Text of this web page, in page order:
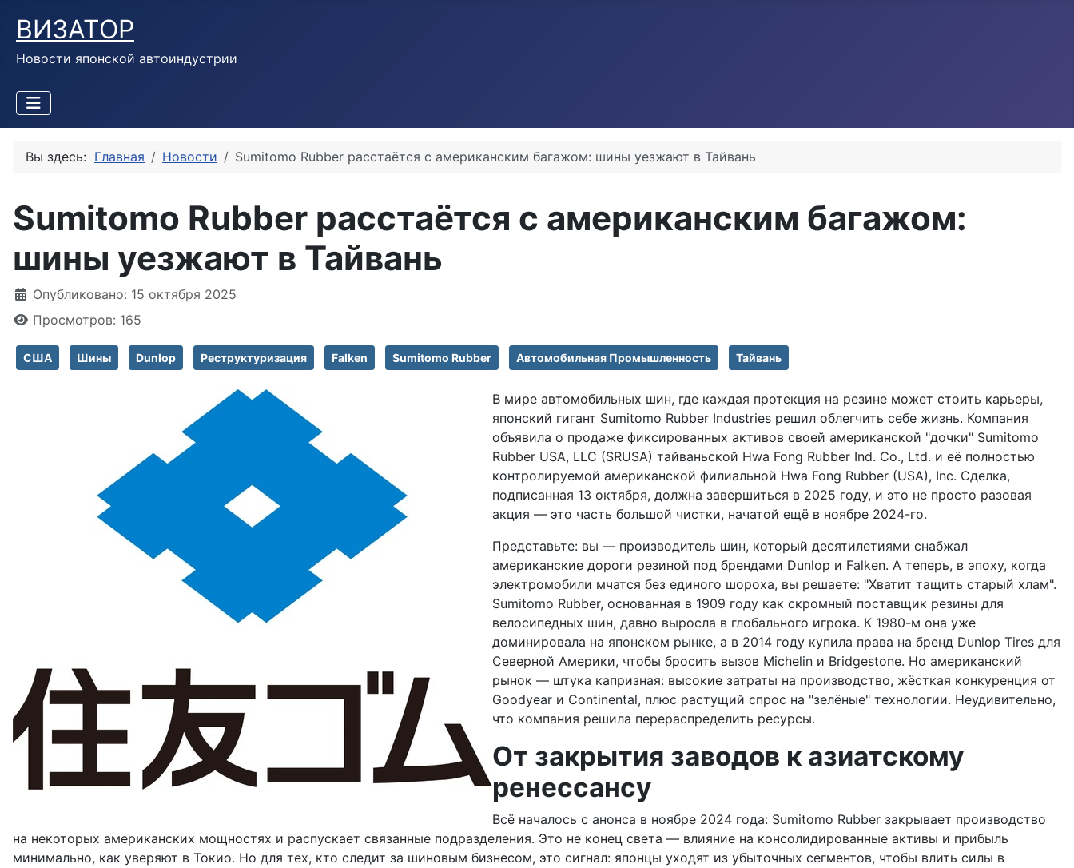
ВИЗАТОР
Новости японской автоиндустрии
Вы здесь: Главная Новости Sumitomo Rubber расстаётся с американским багажом: шины уезжают в Тайвань
Sumitomo Rubber расстаётся с американским багажом:
шины уезжают в Тайвань
Информация о материале
Опубликовано: 15 октября 2025
Просмотров: 165
США Шины Dunlop Реструктуризация Falken Sumitomo Rubber Автомобильная Промышленность Тайвань
В мире автомобильных шин, где каждая протекция на резине может стоить карьеры,
японский гигант Sumitomo Rubber Industries решил облегчить себе жизнь. Компания
объявила о продаже фиксированных активов своей американской "дочки" Sumitomo
Rubber USA, LLC (SRUSA) тайваньской Hwa Fong Rubber Ind. Co., Ltd. и её полностью
контролируемой американской филиальной Hwa Fong Rubber (USA), Inc. Сделка,
подписанная 13 октября, должна завершиться в 2025 году, и это не просто разовая
акция — это часть большой чистки, начатой ещё в ноябре 2024-го.
Представьте: вы — производитель шин, который десятилетиями снабжал
американские дороги резиной под брендами Dunlop и Falken. А теперь, в эпоху, когда
электромобили мчатся без единого шороха, вы решаете: "Хватит тащить старый хлам".
Sumitomo Rubber, основанная в 1909 году как скромный поставщик резины для
велосипедных шин, давно выросла в глобального игрока. К 1980-м она уже
доминировала на японском рынке, а в 2014 году купила права на бренд Dunlop Tires для
Северной Америки, чтобы бросить вызов Michelin и Bridgestone. Но американский
рынок — штука капризная: высокие затраты на производство, жёсткая конкуренция от
Goodyear и Continental, плюс растущий спрос на "зелёные" технологии. Неудивительно,
что компания решила перераспределить ресурсы.
От закрытия заводов к азиатскому
ренессансу
Всё началось с анонса в ноябре 2024 года: Sumitomo Rubber закрывает производство
на некоторых американских мощностях и распускает связанные подразделения. Это не конец света — влияние на консолидированные активы и прибыль
минимально, как уверяют в Токио. Но для тех, кто следит за шиновым бизнесом, это сигнал: японцы уходят из убыточных сегментов, чтобы влить силы в